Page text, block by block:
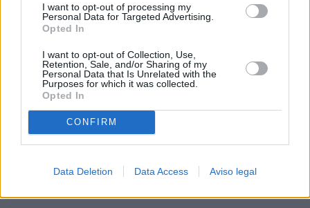
I want to opt-out of processing my
Personal Data for Targeted Advertising.
Opted In
I want to opt-out of Collection, Use,
Retention, Sale, and/or Sharing of my
Personal Data that Is Unrelated with the
Purposes for which it was collected.
Opted In
CONFIRM
Data Deletion Data Access Aviso legal